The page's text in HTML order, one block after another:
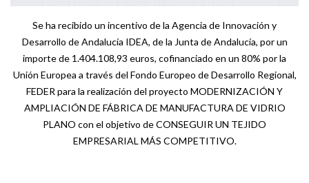
Se ha recibido un incentivo de la Agencia de Innovación y
Desarrollo de Andalucía IDEA, de la Junta de Andalucía, por un
importe de 1.404.108,93 euros, cofinanciado en un 80% por la
Unión Europea a través del Fondo Europeo de Desarrollo Regional,
FEDER para la realización del proyecto MODERNIZACIÓN Y
AMPLIACIÓN DE FÁBRICA DE MANUFACTURA DE VIDRIO
PLANO con el objetivo de CONSEGUIR UN TEJIDO
EMPRESARIAL MÁS COMPETITIVO.